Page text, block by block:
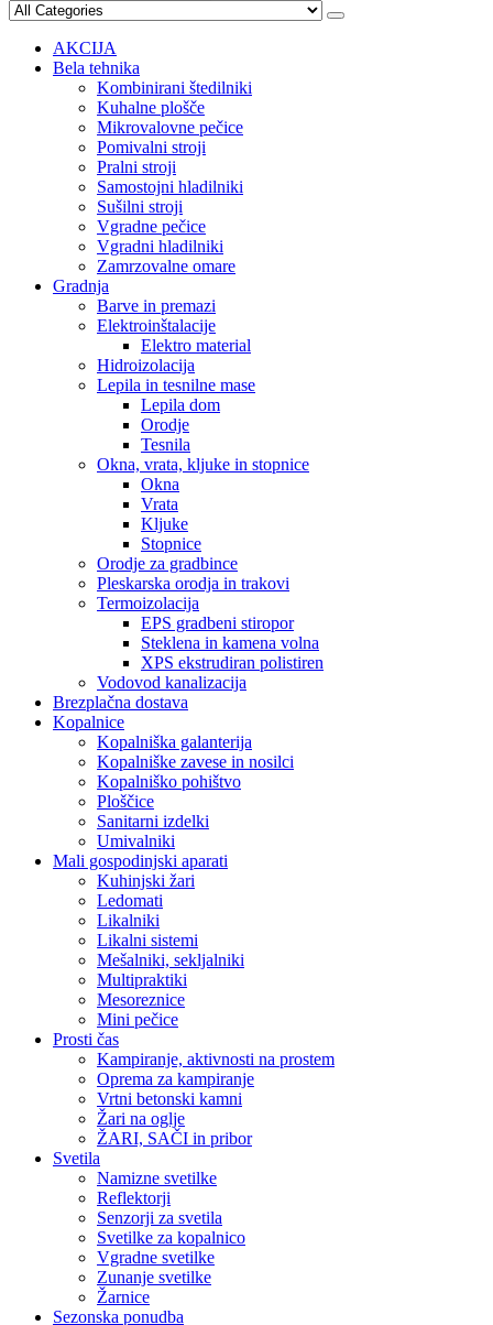
AKCIJA
Bela tehnika
Kombinirani štedilniki
Kuhalne plošče
Mikrovalovne pečice
Pomivalni stroji
Pralni stroji
Samostojni hladilniki
Sušilni stroji
Vgradne pečice
Vgradni hladilniki
Zamrzovalne omare
Gradnja
Barve in premazi
Elektroinštalacije
Elektro material
Hidroizolacija
Lepila in tesnilne mase
Lepila dom
Orodje
Tesnila
Okna, vrata, kljuke in stopnice
Okna
Vrata
Kljuke
Stopnice
Orodje za gradbince
Pleskarska orodja in trakovi
Termoizolacija
EPS gradbeni stiropor
Steklena in kamena volna
XPS ekstrudiran polistiren
Vodovod kanalizacija
Brezplačna dostava
Kopalnice
Kopalniška galanterija
Kopalniške zavese in nosilci
Kopalniško pohištvo
Ploščice
Sanitarni izdelki
Umivalniki
Mali gospodinjski aparati
Kuhinjski žari
Ledomati
Likalniki
Likalni sistemi
Mešalniki, sekljalniki
Multipraktiki
Mesoreznice
Mini pečice
Prosti čas
Kampiranje, aktivnosti na prostem
Oprema za kampiranje
Vrtni betonski kamni
Žari na oglje
ŽARI, SAČI in pribor
Svetila
Namizne svetilke
Reflektorji
Senzorji za svetila
Svetilke za kopalnico
Vgradne svetilke
Zunanje svetilke
Žarnice
Sezonska ponudba